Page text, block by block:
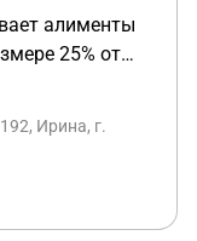
алименты
за нашим
3х летнего
Ирина, г.